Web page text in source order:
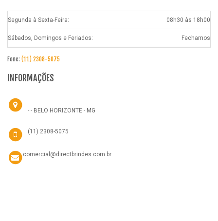
Segunda à Sexta-Feira: 08h30 às 18h00
Sábados, Domingos e Feriados: Fechamos
Fone: (11) 2308-5075
INFORMAÇÕES
- - BELO HORIZONTE - MG
(11) 2308-5075
comercial@directbrindes.com.br